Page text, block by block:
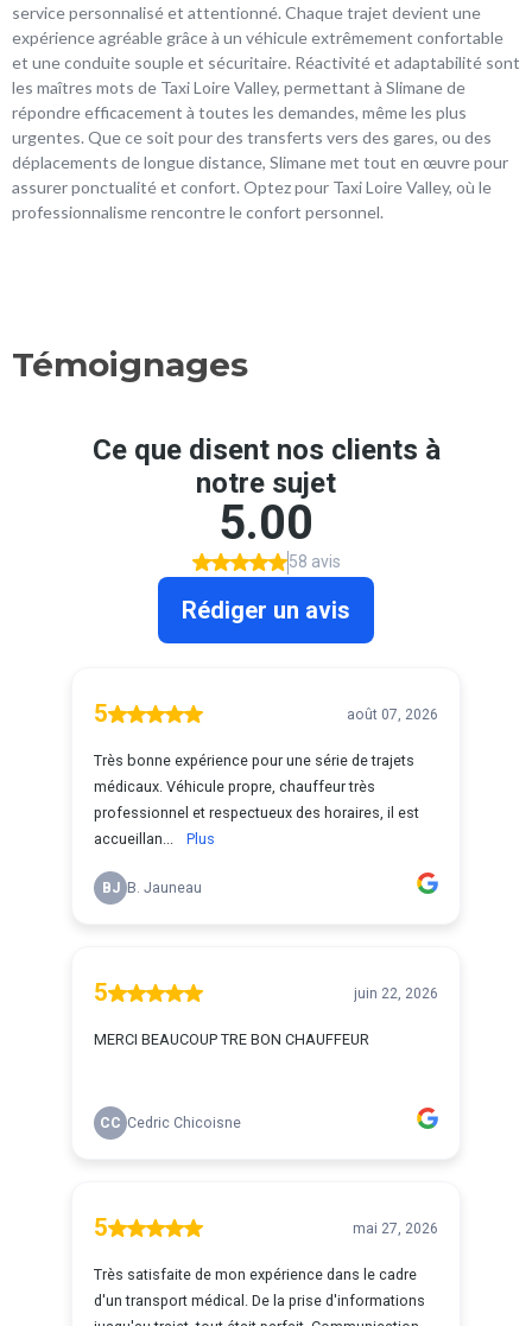
service personnalisé et attentionné. Chaque trajet devient une
expérience agréable grâce à un véhicule extrêmement confortable
et une conduite souple et sécuritaire. Réactivité et adaptabilité sont
les maîtres mots de Taxi Loire Valley, permettant à Slimane de
répondre efficacement à toutes les demandes, même les plus
urgentes. Que ce soit pour des transferts vers des gares, ou des
déplacements de longue distance, Slimane met tout en œuvre pour
assurer ponctualité et confort. Optez pour Taxi Loire Valley, où le
professionnalisme rencontre le confort personnel.
Témoignages